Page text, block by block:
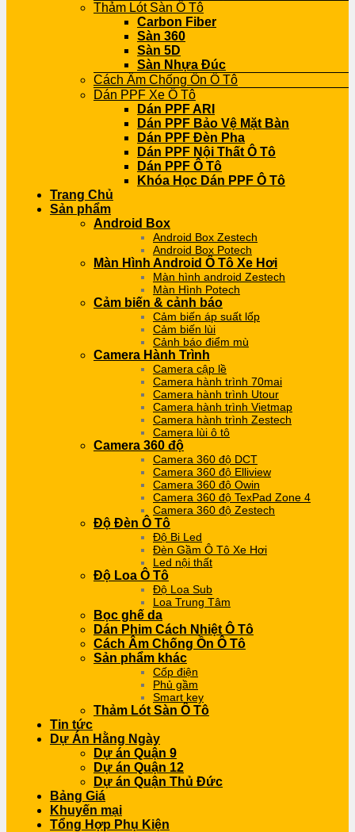
Thảm Lót Sàn Ô Tô
Carbon Fiber
Sàn 360
Sàn 5D
Sàn Nhựa Đúc
Cách Âm Chống Ồn Ô Tô
Dán PPF Xe Ô Tô
Dán PPF ARI
Dán PPF Bảo Vệ Mặt Bàn
Dán PPF Đèn Pha
Dán PPF Nội Thất Ô Tô
Dán PPF Ô Tô
Khóa Học Dán PPF Ô Tô
Trang Chủ
Sản phẩm
Android Box
Android Box Zestech
Android Box Potech
Màn Hình Android Ô Tô Xe Hơi
Màn hình android Zestech
Màn Hình Potech
Cảm biến & cảnh báo
Cảm biến áp suất lốp
Cảm biến lùi
Cảnh báo điểm mù
Camera Hành Trình
Camera cập lề
Camera hành trình 70mai
Camera hành trình Utour
Camera hành trình Vietmap
Camera hành trình Zestech
Camera lùi ô tô
Camera 360 độ
Camera 360 độ DCT
Camera 360 độ Elliview
Camera 360 độ Owin
Camera 360 độ TexPad Zone 4
Camera 360 độ Zestech
Độ Đèn Ô Tô
Độ Bi Led
Đèn Gầm Ô Tô Xe Hơi
Led nội thất
Độ Loa Ô Tô
Độ Loa Sub
Loa Trung Tâm
Bọc ghế da
Dán Phim Cách Nhiệt Ô Tô
Cách Âm Chống Ồn Ô Tô
Sản phẩm khác
Cốp điện
Phủ gầm
Smart key
Thảm Lót Sàn Ô Tô
Tin tức
Dự Án Hằng Ngày
Dự án Quận 9
Dự án Quận 12
Dự án Quận Thủ Đức
Bảng Giá
Khuyến mại
Tổng Hợp Phụ Kiện